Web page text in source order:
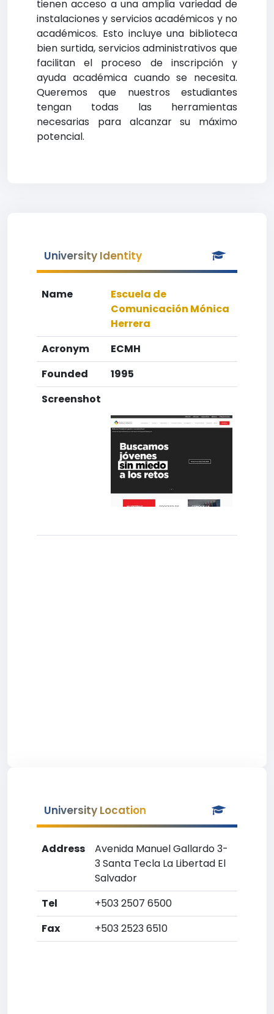
tienen acceso a una amplia variedad de
instalaciones y servicios académicos y no
académicos. Esto incluye una biblioteca
bien surtida, servicios administrativos que
facilitan el proceso de inscripción y
ayuda académica cuando se necesita.
Queremos que nuestros estudiantes
tengan todas las herramientas
necesarias para alcanzar su máximo
potencial.
University Identity
Name
Escuela de
Comunicación Mónica
Herrera
Acronym
ECMH
Founded
1995
Screenshot
University Location
Address
Avenida Manuel Gallardo 3-
3 Santa Tecla La Libertad El
Salvador
Tel
+503 2507 6500
Fax
+503 2523 6510